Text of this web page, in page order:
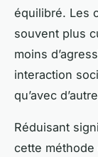
équilibré. Les
souvent plus
moins
interaction
qu’avec
Réduisant
cette méthode